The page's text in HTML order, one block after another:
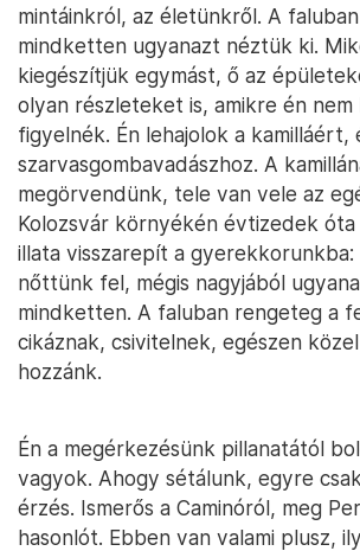
mintáinkról, az életünkről. A
mindketten ugyanazt néztük ki.
kiegészítjük egymást, ő az
olyan részleteket is, amikre én
figyelnék. Én lehajolok a kamilláért,
szarvasgombavadászhoz. A
megörvendünk, tele van vele az
Kolozsvár környékén évtizedek óta
illata visszarepít a
nőttünk fel, mégis nagyjából
mindketten. A faluban rengeteg a
cikáznak, csivitelnek, egészen
hozzánk.
Én a megérkezésünk pillanatától
vagyok. Ahogy sétálunk, egyre
érzés. Ismerős a Caminóról, meg
hasonlót. Ebben van valami plusz,